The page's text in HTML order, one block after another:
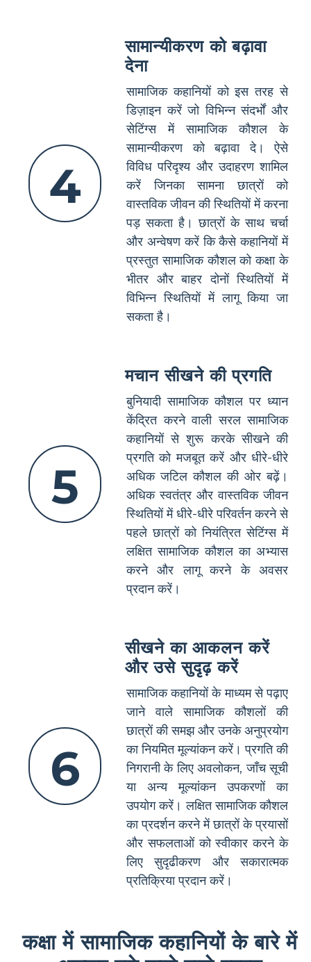
4
सामान्यीकरण को बढ़ावा
देना
सामाजिक कहानियों को इस तरह से
डिज़ाइन करें जो विभिन्न संदर्भों और
सेटिंग्स में सामाजिक कौशल के
सामान्यीकरण को बढ़ावा दे। ऐसे
विविध परिदृश्य और उदाहरण शामिल
करें जिनका सामना छात्रों को
वास्तविक जीवन की स्थितियों में करना
पड़ सकता है। छात्रों के साथ चर्चा
और अन्वेषण करें कि कैसे कहानियों में
प्रस्तुत सामाजिक कौशल को कक्षा के
भीतर और बाहर दोनों स्थितियों में
विभिन्न स्थितियों में लागू किया जा
सकता है।
5
मचान सीखने की प्रगति
बुनियादी सामाजिक कौशल पर ध्यान
केंद्रित करने वाली सरल सामाजिक
कहानियों से शुरू करके सीखने की
प्रगति को मजबूत करें और धीरे-धीरे
अधिक जटिल कौशल की ओर बढ़ें।
अधिक स्वतंत्र और वास्तविक जीवन
स्थितियों में धीरे-धीरे परिवर्तन करने से
पहले छात्रों को नियंत्रित सेटिंग्स में
लक्षित सामाजिक कौशल का अभ्यास
करने और लागू करने के अवसर
प्रदान करें।
6
सीखने का आकलन करें
और उसे सुदृढ़ करें
सामाजिक कहानियों के माध्यम से पढ़ाए
जाने वाले सामाजिक कौशलों की
छात्रों की समझ और उनके अनुप्रयोग
का नियमित मूल्यांकन करें। प्रगति की
निगरानी के लिए अवलोकन, जाँच सूची
या अन्य मूल्यांकन उपकरणों का
उपयोग करें। लक्षित सामाजिक कौशल
का प्रदर्शन करने में छात्रों के प्रयासों
और सफलताओं को स्वीकार करने के
लिए सुदृढीकरण और सकारात्मक
प्रतिक्रिया प्रदान करें।
कक्षा में सामाजिक कहानियों के बारे में